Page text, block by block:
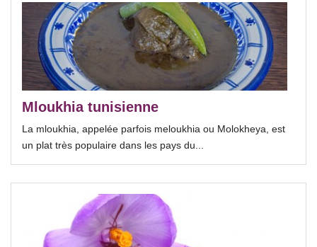
Mloukhia tunisienne
La mloukhia, appelée parfois meloukhia ou Molokheya, est
un plat très populaire dans les pays du...